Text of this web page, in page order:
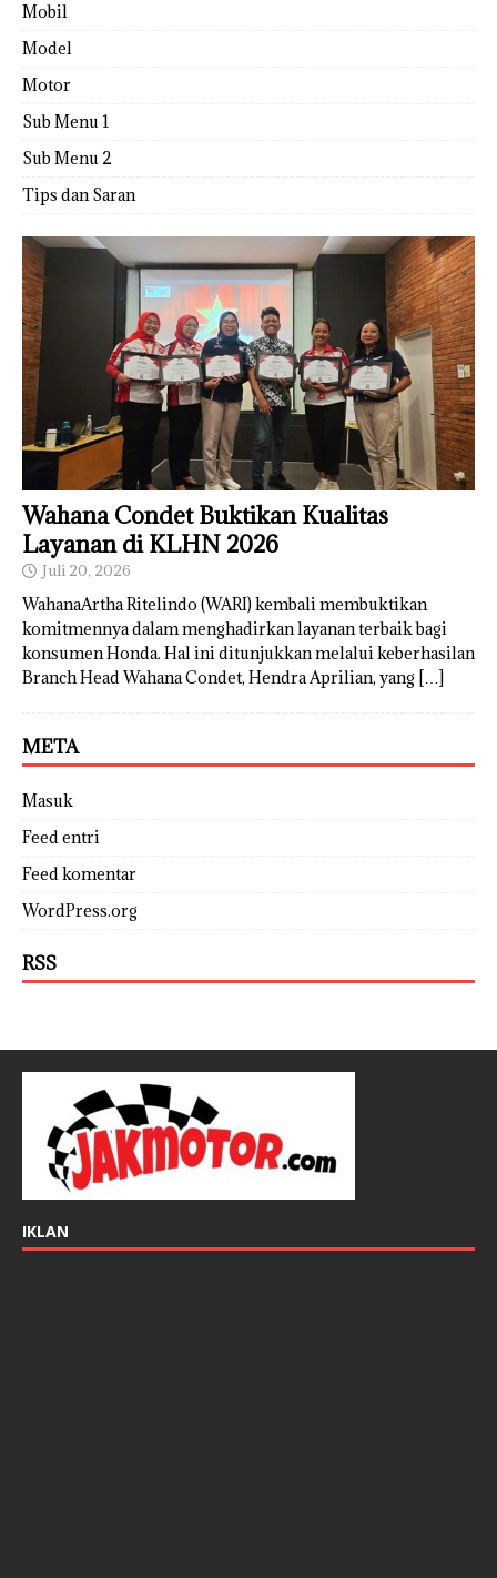
Mobil
Model
Motor
Sub Menu 1
Sub Menu 2
Tips dan Saran
Wahana Condet Buktikan Kualitas
Layanan di KLHN 2026
Juli 20, 2026
WahanaArtha Ritelindo (WARI) kembali membuktikan
komitmennya dalam menghadirkan layanan terbaik bagi
konsumen Honda. Hal ini ditunjukkan melalui keberhasilan
Branch Head Wahana Condet, Hendra Aprilian, yang […]
META
Masuk
Feed entri
Feed komentar
WordPress.org
RSS
IKLAN